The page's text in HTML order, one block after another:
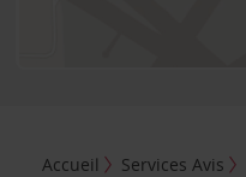
Accueil Services Avis